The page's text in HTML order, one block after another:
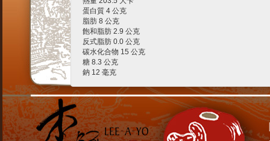
蛋白質 4 公克
脂肪 8 公克
飽和脂肪 2.9 公克
反式脂肪 0.0 公克
碳水化合物 15 公克
糖 8.3 公克
鈉 12 毫克